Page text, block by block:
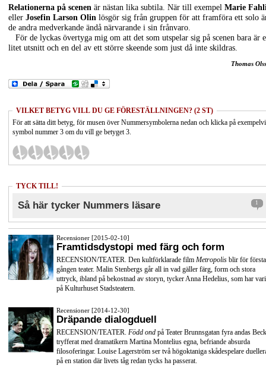
Relationerna på scenen är nästan lika subtila. När till exempel Marie
eller Josefin Larson Olin lösgör sig från gruppen för att framföra ett solo
de andra medverkande ändå närvarande i sin frånvaro.
För de lyckas övertyga mig om att det som utspelar sig på scenen bara är
litet utsnitt och en del av ett större skeende som just då inte skildras.
Thomas
VILKET BETYG VILL DU GE FÖRESTÄLLNINGEN? (2 ST)
För att sätta ditt betyg, för musen över Nummersymbolerna nedan och klicka på
symbol nummer 3 om du vill ge betyget 3.
TYCK TILL!
Så här tycker Nummers läsare 1
Recensioner [2015-02-10]
Framtidsdystopi med färg och form
RECENSION/TEATER. Den kultförklarade film Metropolis blir för första
gången teater. Malin Stenbergs går all in vad gäller färg, form och stora
uttryck, ibland på bekostnad av storyn, tycker Anna Hedelius, som har
på Kulturhuset Stadsteatern.
Recensioner [2014-12-30]
Dräpande dialogduell
RECENSION/TEATER. Född ond på Teater Brunnsgatan fyra andas
tryfferat med dramatikern Martina Montelius egna, befriande absurda
filosoferingar. Louise Lagerström ser två högoktaniga skådespelare
på en station där livets tåg redan tycks ha passerat.